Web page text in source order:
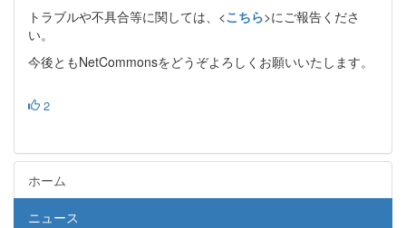
トラブルや不具合等に関しては、<こちら>にご報告くださ
い。
今後ともNetCommonsをどうぞよろしくお願いいたします。
2
ホーム
ニュース